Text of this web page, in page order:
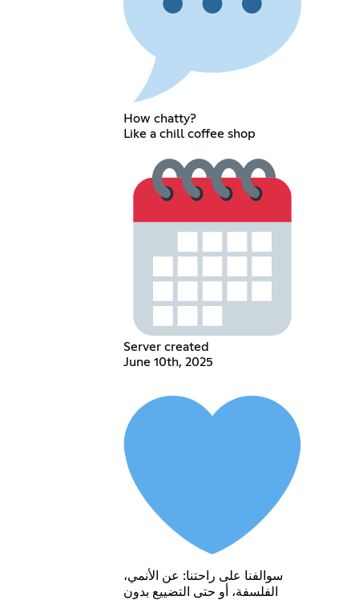
How chatty?
Like a chill coffee shop
Server created
June 10th, 2025
سوالفنا على راحتنا: عن الأنمي،
الفلسفة، أو حتى التضييع بدون